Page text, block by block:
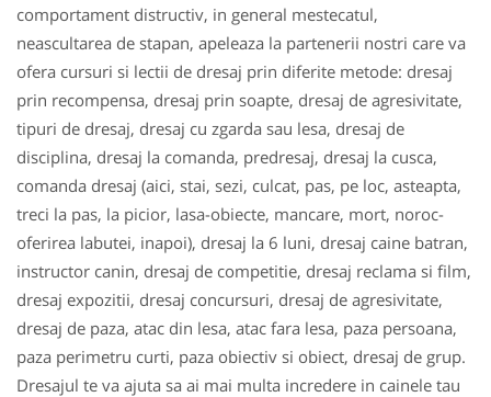
comportament distructiv, in general mestecatul,
neascultarea de stapan, apeleaza la partenerii nostri care va
ofera cursuri si lectii de dresaj prin diferite metode: dresaj
prin recompensa, dresaj prin soapte, dresaj de agresivitate,
tipuri de dresaj, dresaj cu zgarda sau lesa, dresaj de
disciplina, dresaj la comanda, predresaj, dresaj la cusca,
comanda dresaj (aici, stai, sezi, culcat, pas, pe loc, asteapta,
treci la pas, la picior, lasa-obiecte, mancare, mort, noroc-
oferirea labutei, inapoi), dresaj la 6 luni, dresaj caine batran,
instructor canin, dresaj de competitie, dresaj reclama si film,
dresaj expozitii, dresaj concursuri, dresaj de agresivitate,
dresaj de paza, atac din lesa, atac fara lesa, paza persoana,
paza perimetru curti, paza obiectiv si obiect, dresaj de grup.
Dresajul te va ajuta sa ai mai multa incredere in cainele tau